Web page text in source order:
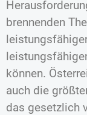
brennenden
können.
auch die
das gesetzlich